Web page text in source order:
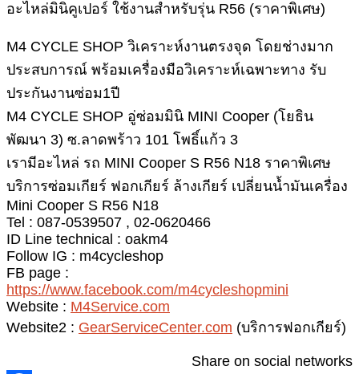
อะไหล่มินิคูเปอร์ ใช้งานสำหรับรุ่น R56 (ราคาพิเศษ)
M4 CYCLE SHOP วิเคราะห์งานตรงจุด โดยช่างมาก
ประสบการณ์ พร้อมเครื่องมือวิเคราะห์เฉพาะทาง รับ
ประกันงานซ่อม1ปี
M4 CYCLE SHOP อู่ซ่อมมินิ MINI Cooper (โยธิน
พัฒนา 3) ซ.ลาดพร้าว 101 โพธิ์แก้ว 3
เรามีอะไหล่ รถ MINI Cooper S R56 N18 ราคาพิเศษ
บริการซ่อมเกียร์ ฟอกเกียร์ ล้างเกียร์ เปลี่ยนน้ำมันเครื่อง
Mini Cooper S R56 N18
Tel : 087-0539507 , 02-0620466
ID Line technical : oakm4
Follow IG : m4cycleshop
FB page :
https://www.facebook.com/m4cycleshopmini
Website : M4Service.com
Website2 : GearServiceCenter.com (บริการฟอกเกียร์)
Share on social networks